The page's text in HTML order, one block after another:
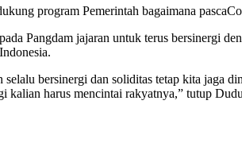
program Pemerintah bagaimana
Pangdam jajaran untuk terus bersinergi
selalu bersinergi dan soliditas tetap kita jaga
kalian harus mencintai rakyatnya,” tutup